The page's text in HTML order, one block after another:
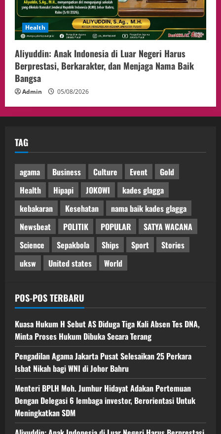
Health
Aliyuddin: Anak Indonesia di Luar Negeri Harus
Berprestasi, Berkarakter, dan Menjaga Nama Baik
Bangsa
Admin 05/08/2026
TAG
agama Business Culture Event
Gold
Health
Hipapi JOKOWI
kades glagga
kebakaran
Kesehatan
nama baik kades glagga
Newsbeat
POLITIK POPULAR
SATYA WACANA
Science
Sepakbola Ships Sport
Stories
uksw
United states World
POS-POS TERBARU
Kuasa Hukum H Sebut AS Diduga Tiga Kali Absen Tes DNA,
Minta Proses Hukum Dibuka Secara Terang
Pengadilan Agama Jakarta Pusat Selesaikan 25 Perkara
Isbat Nikah bagi WNI di Johor Bahru
Menteri BPLH Moh. Jumhur Hidayat Adakan Pertemuan
Dengan Delegasi 6 lembaga investor, Berorientasi Untuk
Meningkatkan SDM